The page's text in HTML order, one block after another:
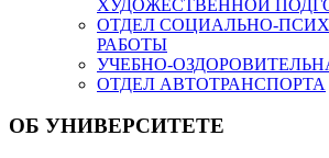
ХУДОЖЕСТВЕННОЙ
ОТДЕЛ СОЦИАЛЬНО-
РАБОТЫ
УЧЕБНО-
ОТДЕЛ АВТОТРАНСПОРТА
ОБ УНИВЕРСИТЕТЕ